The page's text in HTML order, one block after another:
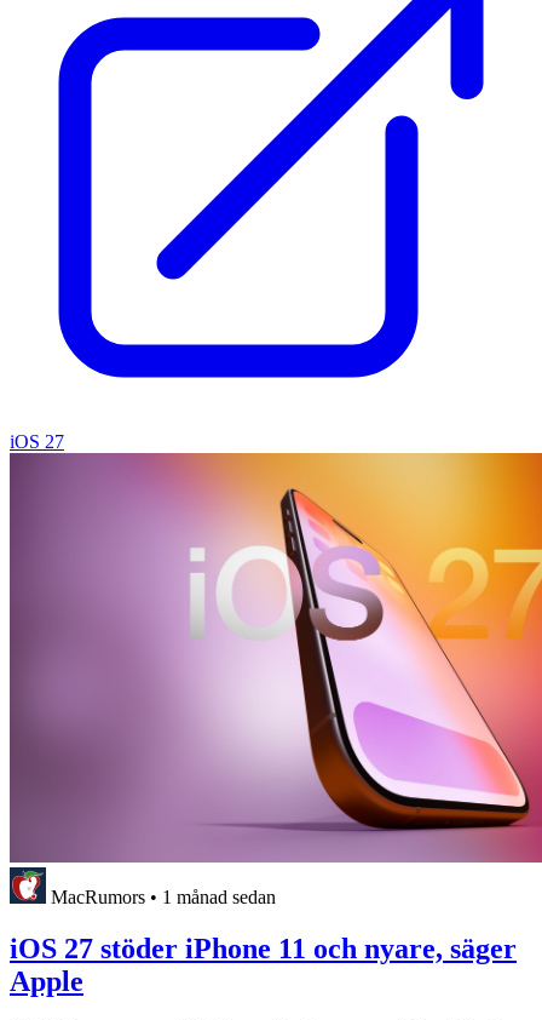
iOS 27
MacRumors • 1 månad sedan
iOS 27 stöder iPhone 11 och nyare, säger
Apple